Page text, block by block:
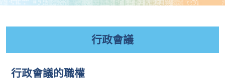
行政會議
行政會議的職權